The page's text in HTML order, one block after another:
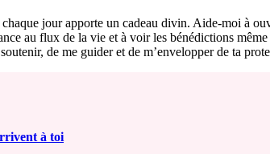
jour apporte un cadeau divin. Aide-moi à
au flux de la vie et à voir les bénédictions
de me guider et de m’envelopper de ta
à toi